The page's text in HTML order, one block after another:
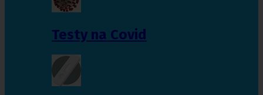
Testy na Covid